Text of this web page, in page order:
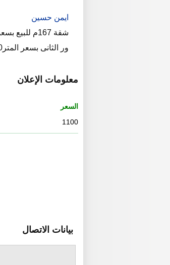
ايمن حسين
شقة 167م
ور الثانى بسعر المتر1100جنية01154962280
معلومات الإعلان
السعر
1100
بيانات الاتصال